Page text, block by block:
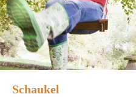
Schaukel